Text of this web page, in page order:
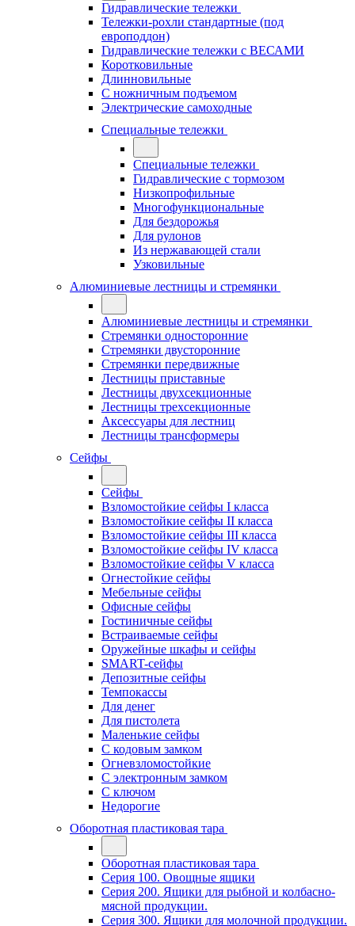
Гидравлические тележки
Тележки-рохли стандартные (под
европоддон)
Гидравлические тележки с ВЕСАМИ
Коротковильные
Длинновильные
С ножничным подъемом
Электрические самоходные
Специальные тележки
Специальные тележки
Гидравлические с тормозом
Низкопрофильные
Многофункциональные
Для бездорожья
Для рулонов
Из нержавающей стали
Узковильные
Алюминиевые лестницы и стремянки
Алюминиевые лестницы и стремянки
Стремянки односторонние
Стремянки двусторонние
Стремянки передвижные
Лестницы приставные
Лестницы двухсекционные
Лестницы трехсекционные
Аксессуары для лестниц
Лестницы трансформеры
Сейфы
Сейфы
Взломостойкие сейфы I класса
Взломостойкие сейфы II класса
Взломостойкие сейфы III класса
Взломостойкие сейфы IV класса
Взломостойкие сейфы V класса
Огнестойкие сейфы
Мебельные сейфы
Офисные сейфы
Гостиничные сейфы
Встраиваемые сейфы
Оружейные шкафы и сейфы
SMART-сейфы
Депозитные сейфы
Темпокассы
Для денег
Для пистолета
Маленькие сейфы
С кодовым замком
Огневзломостойкие
С электронным замком
С ключом
Недорогие
Оборотная пластиковая тара
Оборотная пластиковая тара
Серия 100. Овощные ящики
Серия 200. Ящики для рыбной и колбасно-
мясной продукции.
Серия 300. Ящики для молочной продукции.